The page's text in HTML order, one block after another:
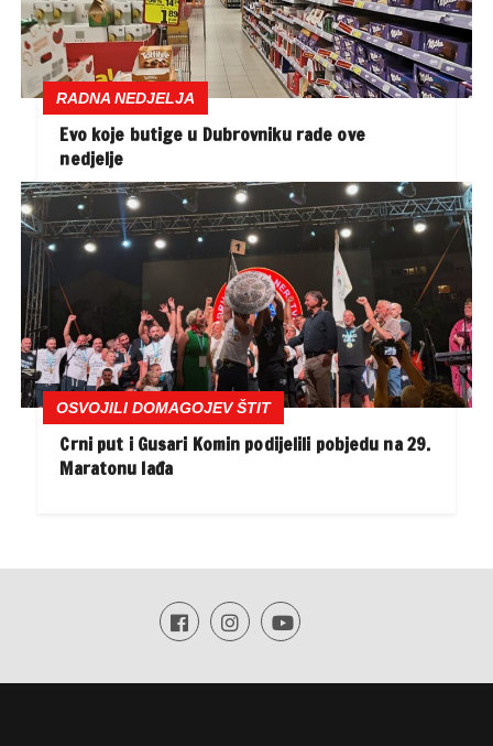
RADNA NEDJELJA
Evo koje butige u Dubrovniku rade ove
nedjelje
OSVOJILI DOMAGOJEV ŠTIT
Crni put i Gusari Komin podijelili pobjedu na 29.
Maratonu lađa